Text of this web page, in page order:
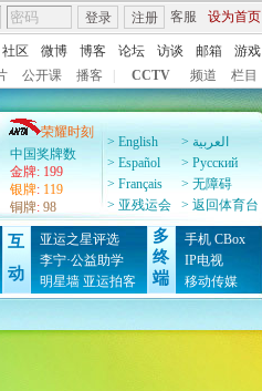
客服 设为首页
登录 注册
社区 微博 博客 论坛 访谈 邮箱
游戏
公开课 播客 CCTV 频道 栏目
> English
> العربية
> Español
> Pусский
> Français
> 无障碍
> 亚残运会
> 返回体育台
荣耀时刻
中国奖牌数
金牌: 199
银牌: 119
铜牌: 98
互
动
亚运之星评选
李宁·公益助学
明星墙 亚运拍客
多
终
端
手机 CBox
IP电视
移动传媒